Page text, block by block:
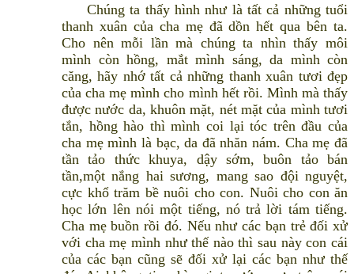
Chúng ta thấy hình như là tất cả những tuổi
thanh xuân của cha mẹ đã dồn hết qua bên ta.
Cho nên mỗi lần mà chúng ta nhìn thấy môi
mình còn hồng, mắt mình sáng, da mình còn
căng, hãy nhớ tất cả những thanh xuân tươi đẹp
của cha mẹ mình cho mình hết rồi. Mình mà thấy
được nước da, khuôn mặt, nét mặt của mình tươi
tắn, hồng hào thì mình coi lại tóc trên đầu của
cha mẹ mình là bạc, da đã nhăn nám. Cha mẹ đã
tần tảo thức khuya, dậy sớm, buôn tảo bán
tần,một nắng hai sương, mang sao đội nguyệt,
cực khổ trăm bề nuôi cho con. Nuôi cho con ăn
học lớn lên nói một tiếng, nó trả lời tám tiếng.
Cha mẹ buồn rồi đó. Nếu như các bạn trẻ đối xử
với cha mẹ mình như thế nào thì sau này con cái
của các bạn cũng sẽ đối xử lại các bạn như thế